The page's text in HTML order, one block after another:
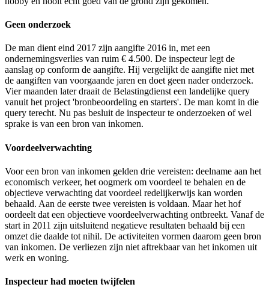
Geen onderzoek
De man dient eind 2017 zijn aangifte 2016 in, met een
ondernemingsverlies van ruim € 4.500. De inspecteur legt de
aanslag op conform de aangifte. Hij vergelijkt de aangifte niet met
de aangiften van voorgaande jaren en doet geen nader onderzoek.
Vier maanden later draait de Belastingdienst een landelijke query
vanuit het project 'bronbeoordeling en starters'. De man komt in die
query terecht. Nu pas besluit de inspecteur te onderzoeken of wel
sprake is van een bron van inkomen.
Voordeelverwachting
Voor een bron van inkomen gelden drie vereisten: deelname aan het
economisch verkeer, het oogmerk om voordeel te behalen en de
objectieve verwachting dat voordeel redelijkerwijs kan worden
behaald. Aan de eerste twee vereisten is voldaan. Maar het hof
oordeelt dat een objectieve voordeelverwachting ontbreekt. Vanaf de
start in 2011 zijn uitsluitend negatieve resultaten behaald bij een
omzet die daalde tot nihil. De activiteiten vormen daarom geen bron
van inkomen. De verliezen zijn niet aftrekbaar van het inkomen uit
werk en woning.
Inspecteur had moeten twijfelen